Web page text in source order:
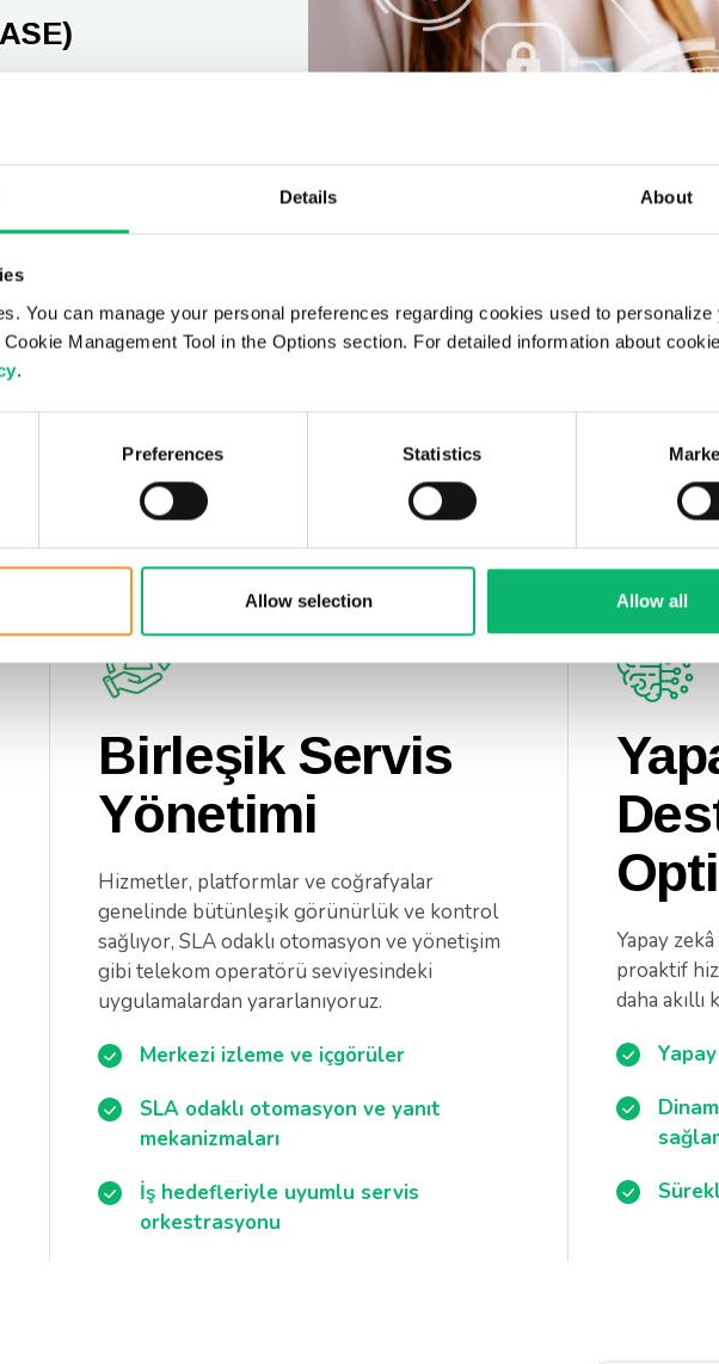
Details About
You can manage your personal preferences regarding cookies used to personalize
Management Tool in the Options section. For detailed information about
.
Preferences Statistics
Allow selection Allow all
tek bir çerçevede
güvenli
ediyoruz.
standartları
Birleşik Servis
Yönetimi
Hizmetler, platformlar ve coğrafyalar
genelinde bütünleşik görünürlük ve kontrol
sağlıyor, SLA odaklı otomasyon ve yönetişim
gibi telekom operatörü seviyesindeki
uygulamalardan yararlanıyoruz.
Merkezi izleme ve içgörüler
SLA odaklı otomasyon ve yanıt
mekanizmaları
İş hedefleriyle uyumlu servis
orkestrasyonu
Yapay
proaktif
daha akıllı